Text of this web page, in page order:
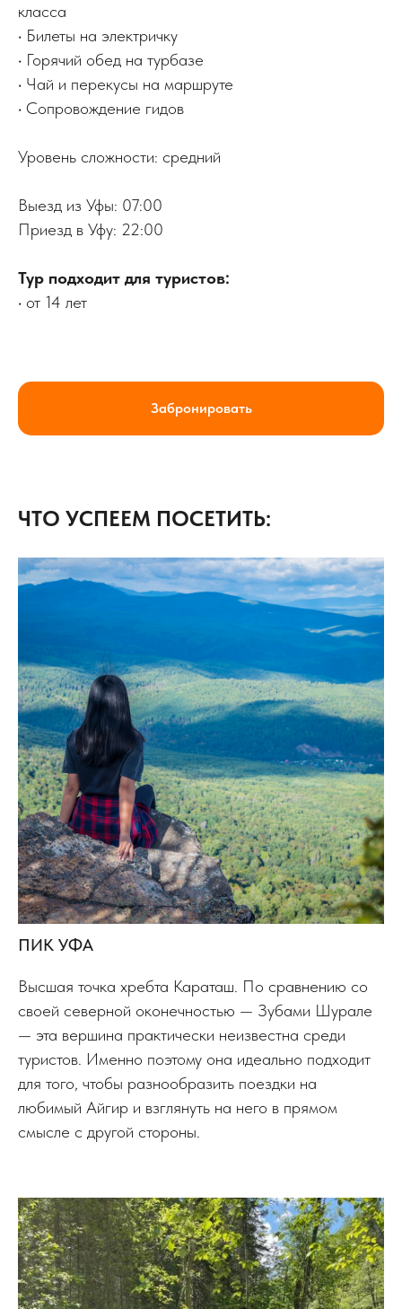
класса
• Билеты на электричку
• Горячий обед на турбазе
• Чай и перекусы на маршруте
• Сопровождение гидов
Уровень сложности: средний
Выезд из Уфы: 07:00
Приезд в Уфу: 22:00
Тур подходит для туристов:
• от 14 лет
Забронировать
ЧТО УСПЕЕМ ПОСЕТИТЬ:
ПИК УФА
Высшая точка хребта Караташ. По сравнению со
своей северной оконечностью — Зубами Шурале
— эта вершина практически неизвестна среди
туристов. Именно поэтому она идеально подходит
для того, чтобы разнообразить поездки на
любимый Айгир и взглянуть на него в прямом
смысле с другой стороны.